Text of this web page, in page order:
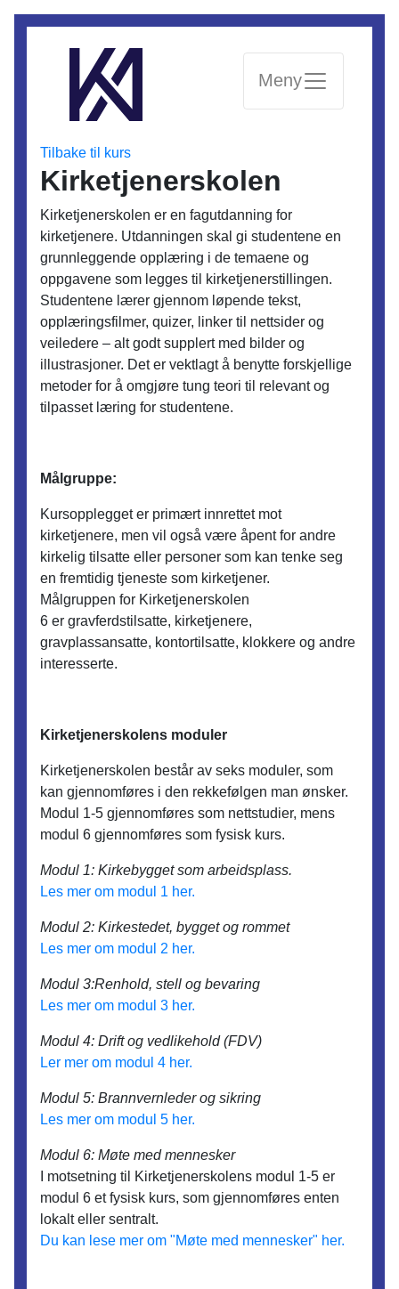
Meny
Tilbake til kurs
Kirketjenerskolen
Kirketjenerskolen er en fagutdanning for
kirketjenere. Utdanningen skal gi studentene en
grunnleggende opplæring i de temaene og
oppgavene som legges til kirketjenerstillingen.
Studentene lærer gjennom løpende tekst,
opplæringsfilmer, quizer, linker til nettsider og
veiledere – alt godt supplert med bilder og
illustrasjoner. Det er vektlagt å benytte forskjellige
metoder for å omgjøre tung teori til relevant og
tilpasset læring for studentene.
Målgruppe:
Kursopplegget er primært innrettet mot
kirketjenere, men vil også være åpent for andre
kirkelig tilsatte eller personer som kan tenke seg
en fremtidig tjeneste som kirketjener.
Målgruppen for Kirketjenerskolen
6 er gravferdstilsatte, kirketjenere,
gravplassansatte, kontortilsatte, klokkere og andre
interesserte.
Kirketjenerskolens moduler
Kirketjenerskolen består av seks moduler, som
kan gjennomføres i den rekkefølgen man ønsker.
Modul 1-5 gjennomføres som nettstudier, mens
modul 6 gjennomføres som fysisk kurs.
Modul 1: Kirkebygget som arbeidsplass.
Les mer om modul 1 her.
Modul 2: Kirkestedet, bygget og rommet
Les mer om modul 2 her.
Modul 3:Renhold, stell og bevaring
Les mer om modul 3 her.
Modul 4: Drift og vedlikehold (FDV)
Ler mer om modul 4 her.
Modul 5: Brannvernleder og sikring
Les mer om modul 5 her.
Modul 6: Møte med mennesker
I motsetning til Kirketjenerskolens modul 1-5 er
modul 6 et fysisk kurs, som gjennomføres enten
lokalt eller sentralt.
Du kan lese mer om "Møte med mennesker" her.